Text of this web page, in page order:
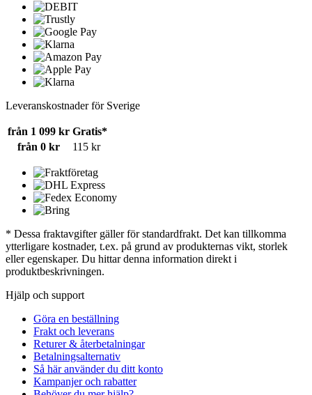
Leveranskostnader för Sverige
från 1 099 kr Gratis*
från 0 kr
115 kr
* Dessa fraktavgifter gäller för standardfrakt. Det kan tillkomma
ytterligare kostnader, t.ex. på grund av produkternas vikt, storlek
eller egenskaper. Du hittar denna information direkt i
produktbeskrivningen.
Hjälp och support
Göra en beställning
Frakt och leverans
Returer & återbetalningar
Betalningsalternativ
Så här använder du ditt konto
Kampanjer och rabatter